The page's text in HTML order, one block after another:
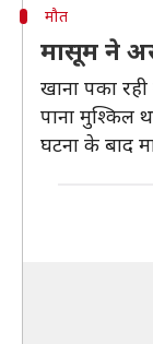
मौत
मासूम ने
खाना पका
पाना मुश्किल
घटना के बाद